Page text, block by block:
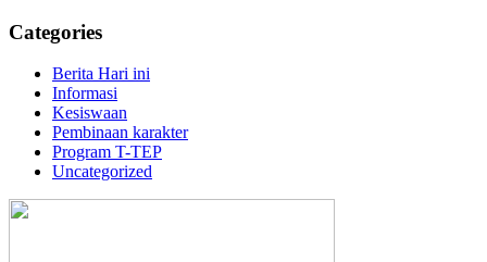
Categories
Berita Hari ini
Informasi
Kesiswaan
Pembinaan karakter
Program T-TEP
Uncategorized